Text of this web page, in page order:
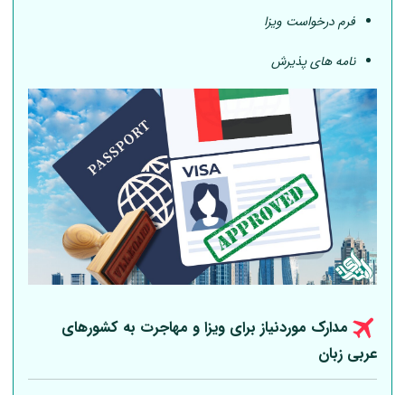
فرم درخواست ویزا
نامه های پذیرش
مدارک موردنیاز برای ویزا و مهاجرت به کشورهای
عربی زبان